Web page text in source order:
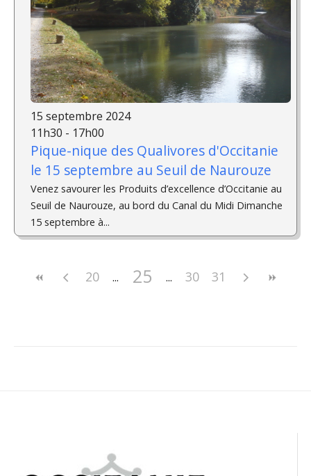
15 septembre 2024
11h30 - 17h00
Pique-nique des Qualivores d'Occitanie
le 15 septembre au Seuil de Naurouze
Venez savourer les Produits d’excellence d’Occitanie au
Seuil de Naurouze, au bord du Canal du Midi Dimanche
15 septembre à...
20 25 30 31